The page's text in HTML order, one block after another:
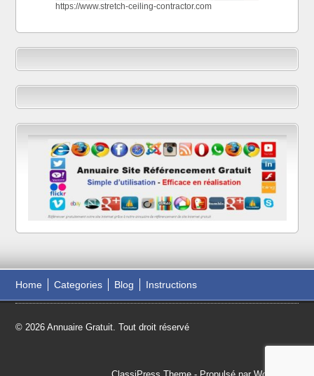
https://www.stretch-ceiling-contractor.com
Home Categories Blog Instructions
© 2026 Annuaire Gratuit. Tout droit réservé